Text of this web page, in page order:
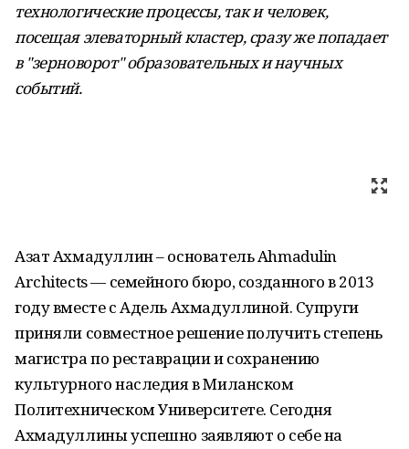
технологические процессы, так и человек,
посещая элеваторный кластер, сразу же попадает
в "зерноворот" образовательных и научных
событий.
Азат Ахмадуллин – основатель Ahmadulin
Architects — семейного бюро, созданного в 2013
году вместе с Адель Ахмадуллиной. Супруги
приняли совместное решение получить степень
магистра по реставрации и сохранению
культурного наследия в Миланском
Политехническом Университете. Сегодня
Ахмадуллины успешно заявляют о себе на